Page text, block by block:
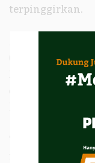
terpinggirkan.
Apalagi, hingga
(RUU)
Padahal,
dalam menjaga
karbon.
“Pemerintah
mekanisme